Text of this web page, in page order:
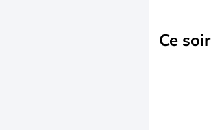
Ce soir